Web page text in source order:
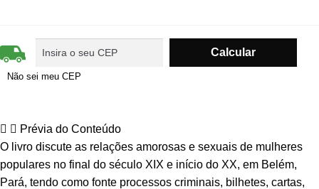
Não sei meu CEP
Prévia do Conteúdo
O livro discute as relações amorosas e sexuais de mulheres
populares no final do século XIX e início do XX, em Belém,
Pará, tendo como fonte processos criminais, bilhetes, cartas,